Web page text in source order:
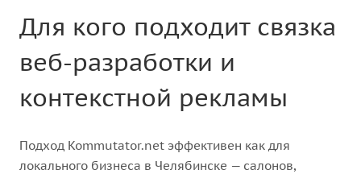
Для кого подходит связка
веб-разработки и
контекстной рекламы
Подход Kommutator.net эффективен как для
локального бизнеса в Челябинске — салонов,